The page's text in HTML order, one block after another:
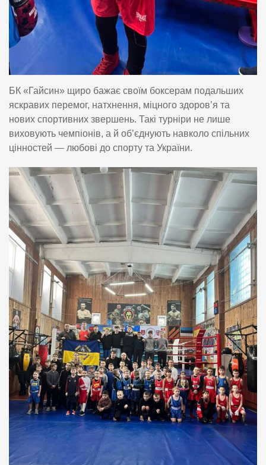
БК «Гайсин» щиро бажає своїм боксерам подальших
яскравих перемог, натхнення, міцного здоров’я та
нових спортивних звершень. Такі турніри не лише
виховують чемпіонів, а й об’єднують навколо спільних
цінностей — любові до спорту та України.